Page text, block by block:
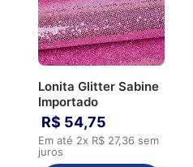
Lonita Glitter Sabine
Importado
R$ 54,75
Em até 2x R$ 27,36 sem
juros